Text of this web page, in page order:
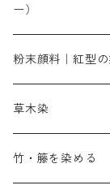
橙色系
人気のおすすめ染料
染色に必要な薬
補助薬品
お勧め｜スミフィッ
3原色以外の色目
赤色
染色に必要な薬品
アルカリ剤
補助薬品
捺染に必要な材料
ー）
ネオカラー（色）
内容量：100g
内容量：500g
バィンダー（定着
増粘剤
粉末顔料｜紅型
赤色系
本洋紅
黄色系
草木染
植物染料
竹・籐を染める